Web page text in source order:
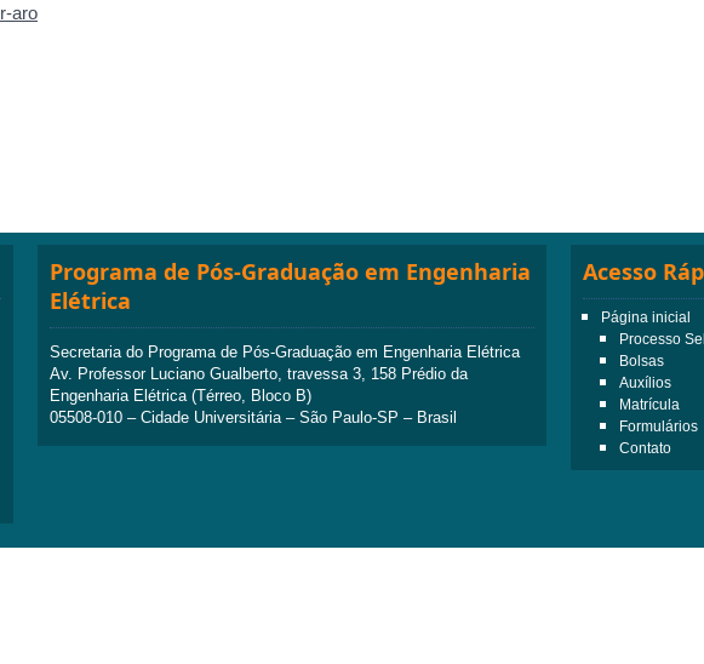
aro
Programa de Pós-Graduação em Engenharia
Elétrica
Secretaria do Programa de Pós-Graduação em Engenharia Elétrica
Av. Professor Luciano Gualberto, travessa 3, 158 Prédio da
Engenharia Elétrica (Térreo, Bloco B)
05508-010 – Cidade Universitária – São Paulo-SP – Brasil
Acesso
Página inicial
Processo
Bolsas
Auxílios
Matrícula
Formulários
Contato